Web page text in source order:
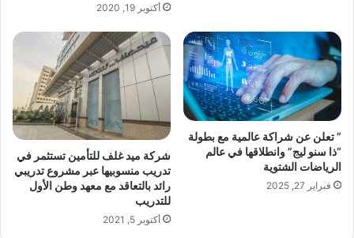
أكتوبر 19, 2020
” تعلن عن شراكة عالمية مع بطولة
“ذا سنو ليج” وانطلاقها في عالم
الرياضات الشتوية
فبراير 27, 2025
شركة ميد غلف للتأمين تستثمر في
تدريب منسوبيها عبر مشروع تدريبي
رائد بالتعاقد مع معهد وطن الأول
للتدريب
أكتوبر 5, 2021